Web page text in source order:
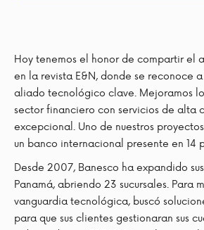
Hoy tenemos el honor de compartir el
en la revista E&N, donde se reconoce a
aliado tecnológico clave. Mejoramos
sector financiero con servicios de alta
excepcional. Uno de nuestros
un banco internacional presente en 14
Desde 2007, Banesco ha expandido
Panamá, abriendo 23 sucursales. Para
vanguardia tecnológica, buscó
para que sus clientes gestionaran sus